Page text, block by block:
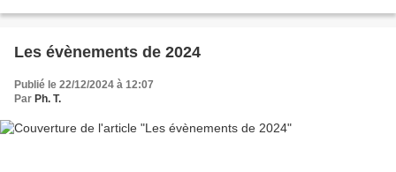
Les évènements de 2024
Publié le 22/12/2024 à 12:07
Par Ph. T.